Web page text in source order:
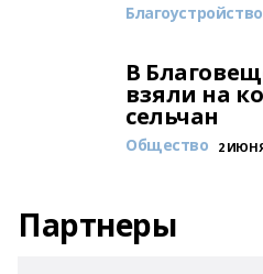
Благоустройство
В
взяли на
сельчан
Общество 2 ИЮНЯ
Партнеры